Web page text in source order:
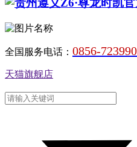
全国服务电话： 0856-
天猫旗舰店